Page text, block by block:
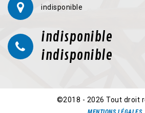
indisponible
indisponible
indisponible
©2018 - 2026 Tout droit